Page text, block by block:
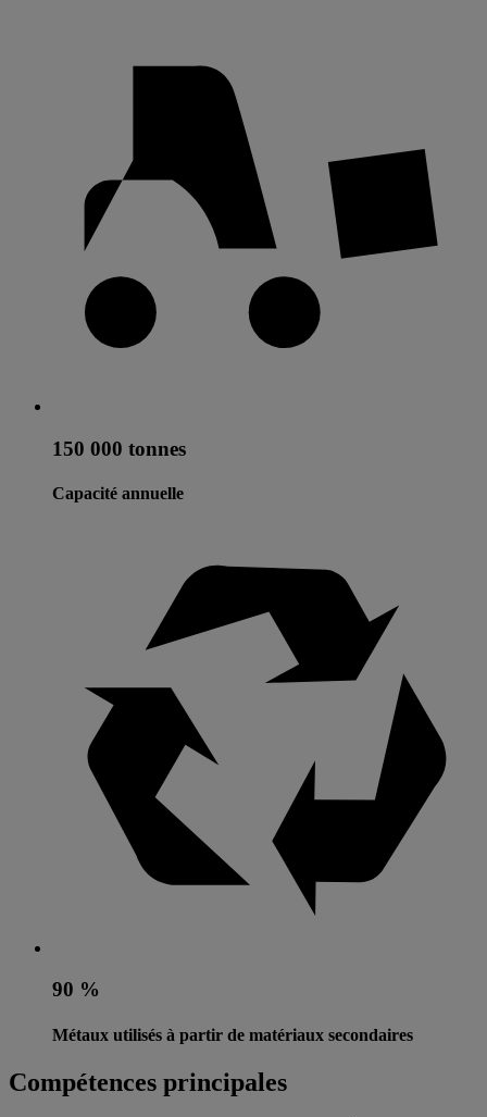
150 000 tonnes
Capacité annuelle
90 %
Métaux utilisés à partir de matériaux secondaires
Compétences principales